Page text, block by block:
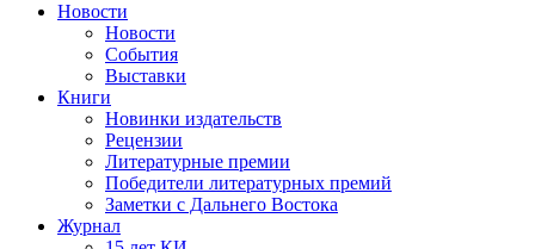
Новости
Новости
События
Выставки
Книги
Новинки издательств
Рецензии
Литературные премии
Победители литературных премий
Заметки с Дальнего Востока
Журнал